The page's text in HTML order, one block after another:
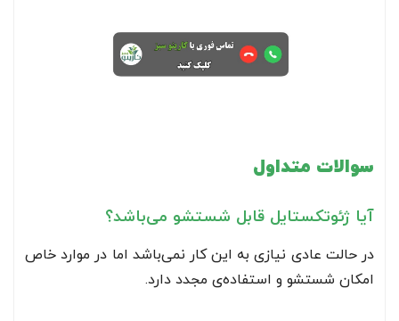
سوالات متداول
آیا ژئوتکستایل قابل شستشو می‌باشد؟
در حالت عادی نیازی به این کار نمی‌باشد اما در موارد خاص
امکان شستشو و استفاده‌ی مجدد دارد.